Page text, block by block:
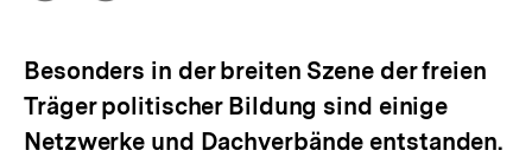
Besonders in der breiten Szene der freien
Träger politischer Bildung sind einige
Netzwerke und Dachverbände entstanden.